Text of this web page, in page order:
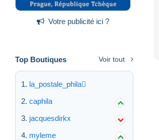
Votre publicité ici ?
Top Boutiques Voir tout
la_postale_phila
caphila
jacquesdirkx
myleme